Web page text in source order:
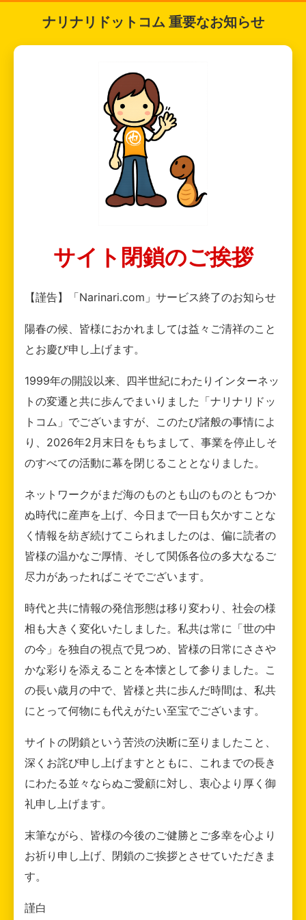
ナリナリドットコム 重要なお知らせ
サイト閉鎖のご挨拶
【謹告】「Narinari.com」サービス終了のお知らせ
陽春の候、皆様におかれましては益々ご清祥のこと
とお慶び申し上げます。
1999年の開設以来、四半世紀にわたりインターネッ
トの変遷と共に歩んでまいりました「ナリナリドッ
トコム」でございますが、このたび諸般の事情によ
り、2026年2月末日をもちまして、事業を停止しそ
のすべての活動に幕を閉じることとなりました。
ネットワークがまだ海のものとも山のものともつか
ぬ時代に産声を上げ、今日まで一日も欠かすことな
く情報を紡ぎ続けてこられましたのは、偏に読者の
皆様の温かなご厚情、そして関係各位の多大なるご
尽力があったればこそでございます。
時代と共に情報の発信形態は移り変わり、社会の様
相も大きく変化いたしました。私共は常に「世の中
の今」を独自の視点で見つめ、皆様の日常にささや
かな彩りを添えることを本懐として参りました。こ
の長い歳月の中で、皆様と共に歩んだ時間は、私共
にとって何物にも代えがたい至宝でございます。
サイトの閉鎖という苦渋の決断に至りましたこと、
深くお詫び申し上げますとともに、これまでの長き
にわたる並々ならぬご愛顧に対し、衷心より厚く御
礼申し上げます。
末筆ながら、皆様の今後のご健勝とご多幸を心より
お祈り申し上げ、閉鎖のご挨拶とさせていただきま
す。
謹白